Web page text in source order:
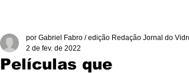
Películas que
por Gabriel Fabro / edição Redação Jornal do Vidro
2 de fev. de 2022